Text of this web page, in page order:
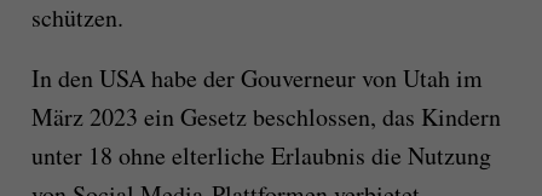
schützen.
In den USA habe der Gouverneur von Utah im
März 2023 ein Gesetz beschlossen, das Kindern
unter 18 ohne elterliche Erlaubnis die Nutzung